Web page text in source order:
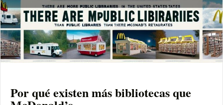
Por qué existen más bibliotecas que